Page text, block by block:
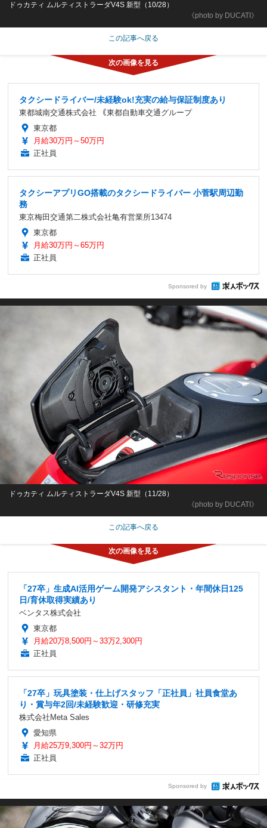
《photo by DUCATI》
ドゥカティ ムルティストラーダV4S 新型（10/28）
この記事へ戻る
タクシードライバー/未経験ok!充実の給与保証制度あり
東都城南交通株式会社 ｟東都自動車交通グループ
東京都
月給30万円～50万円
正社員
タクシーアプリGO搭載のタクシードライバー 小菅駅周辺勤
務
東京梅田交通第二株式会社亀有営業所13474
東京都
月給30万円～65万円
正社員
Sponsored by
《photo by DUCATI》
ドゥカティ ムルティストラーダV4S 新型（11/28）
この記事へ戻る
「27卒」生成AI活用ゲーム開発アシスタント・年間休日125
日/育休取得実績あり
ベンタス株式会社
東京都
月給20万8,500円～33万2,300円
正社員
「27卒」玩具塗装・仕上げスタッフ「正社員」社員食堂あ
り・賞与年2回/未経験歓迎・研修充実
株式会社Meta Sales
愛知県
月給25万9,300円～32万円
正社員
Sponsored by